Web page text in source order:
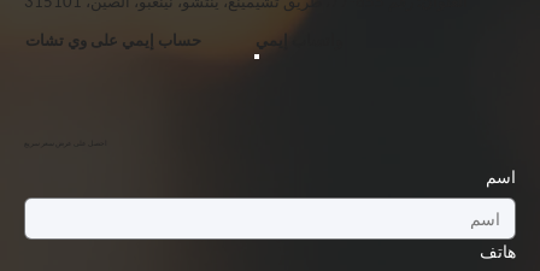
اسم
هاتف
حساب إيمي على وي تشات
واتساب إيمي